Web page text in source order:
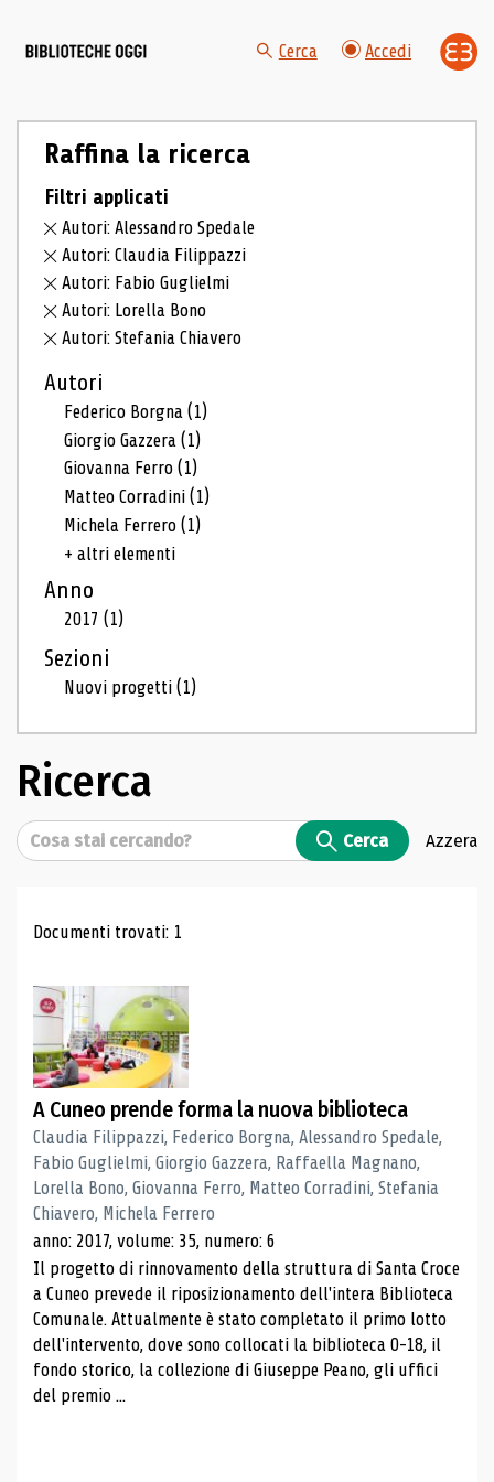
Cerca Accedi
Raffina la ricerca
Filtri applicati
Autori: Alessandro Spedale
Autori: Claudia Filippazzi
Autori: Fabio Guglielmi
Autori: Lorella Bono
Autori: Stefania Chiavero
Autori
Federico Borgna(1)
Giorgio Gazzera(1)
Giovanna Ferro(1)
Matteo Corradini(1)
Michela Ferrero(1)
+ altri elementi
Anno
2017(1)
Sezioni
Nuovi progetti(1)
Ricerca
Cerca Cerca Azzera
Risultati di ricerca
Documenti trovati: 1
A Cuneo prende forma la nuova biblioteca
Claudia Filippazzi, Federico Borgna, Alessandro Spedale,
Fabio Guglielmi, Giorgio Gazzera, Raffaella Magnano,
Lorella Bono, Giovanna Ferro, Matteo Corradini, Stefania
Chiavero, Michela Ferrero
anno: 2017, volume: 35, numero: 6
Il progetto di rinnovamento della struttura di Santa Croce
a Cuneo prevede il riposizionamento dell'intera Biblioteca
Comunale. Attualmente è stato completato il primo lotto
dell'intervento, dove sono collocati la biblioteca 0-18, il
fondo storico, la collezione di Giuseppe Peano, gli uffici
del premio ...